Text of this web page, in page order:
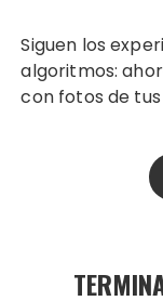
Siguen los experimentos de Google Photos con los
algoritmos:
con fotos de